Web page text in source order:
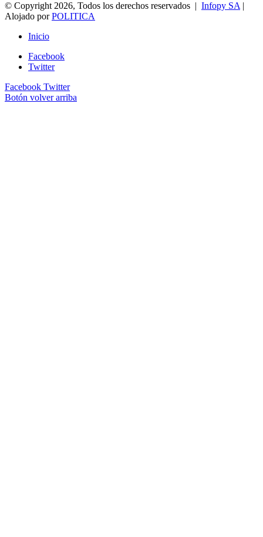
© Copyright 2026, Todos los derechos reservados | Infopy SA |
Alojado porPOLITICA
Inicio
Facebook
Twitter
Facebook Twitter
Botón volver arriba